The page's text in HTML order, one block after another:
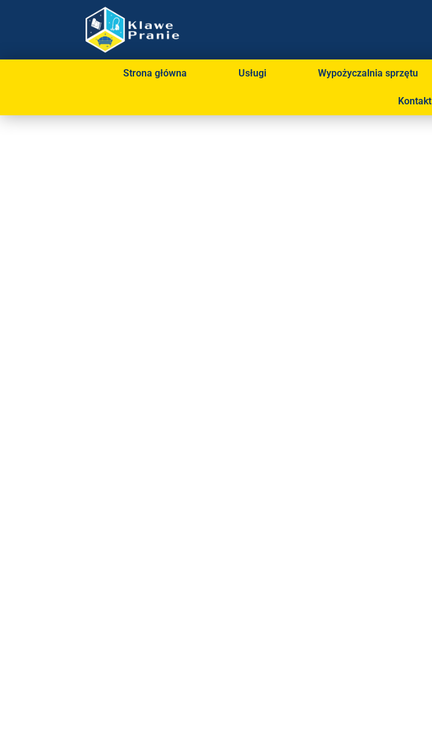
Strona główna Usługi Wypożyczalnia sprzętu
Kontakt